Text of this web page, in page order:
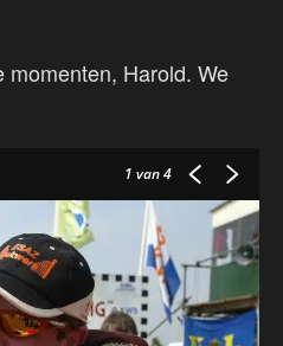
momenten, Harold. We
1 van 4